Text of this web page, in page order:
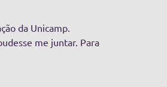
da Unicamp.
me juntar. Para